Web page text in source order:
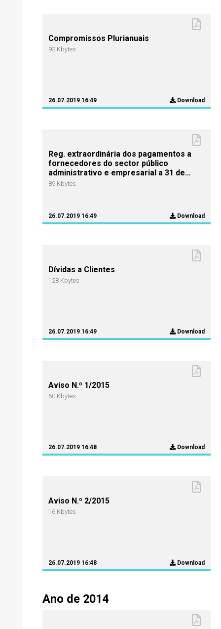
Compromissos Plurianuais
93 Kbytes
26.07.2019 16:49 Download
Reg. extraordinária dos pagamentos a
fornecedores do sector público
administrativo e empresarial a 31 de
Dezembro de 2014
89 Kbytes
26.07.2019 16:49 Download
Dívidas a Clientes
128 Kbytes
26.07.2019 16:49 Download
Aviso N.º 1/2015
50 Kbytes
26.07.2019 16:48 Download
Aviso N.º 2/2015
16 Kbytes
26.07.2019 16:48 Download
Ano de 2014